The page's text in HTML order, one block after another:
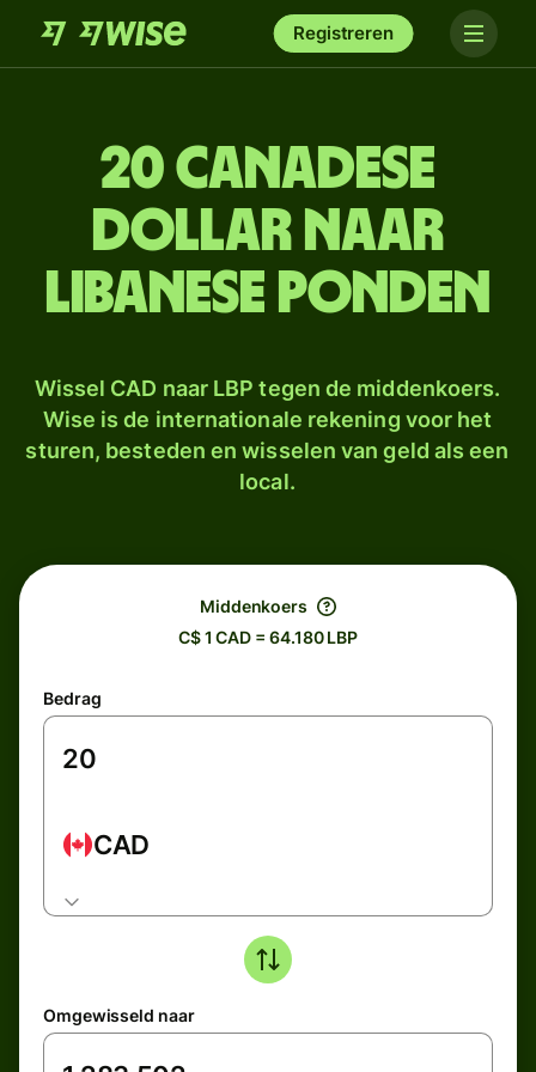
Registreren
20 Canadese
dollar naar
Libanese ponden
Wissel CAD naar LBP tegen de middenkoers.
Wise is de internationale rekening voor het
sturen, besteden en wisselen van geld als een
local.
Middenkoers
C$ 1 CAD = 64.180 LBP
Bedrag
CAD
Omgewisseld naar